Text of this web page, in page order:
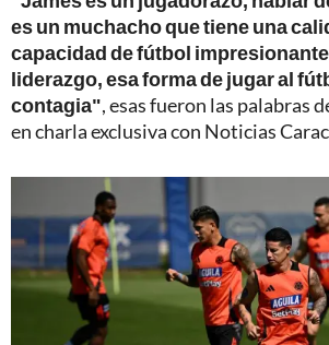
es un muchacho que tiene una
capacidad de fútbol
liderazgo, esa forma de jugar al
contagia", esas fueron las palabras
en charla exclusiva con Noticias